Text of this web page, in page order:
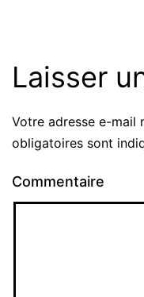
Laisser
Votre adresse e-mail
obligatoires sont
Commentaire